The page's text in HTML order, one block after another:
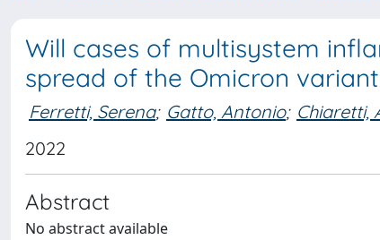
Will cases of multisystem
spread of the Omicron
Ferretti, Serena; Gatto, Antonio; Chiaretti,
2022
Abstract
No abstract available